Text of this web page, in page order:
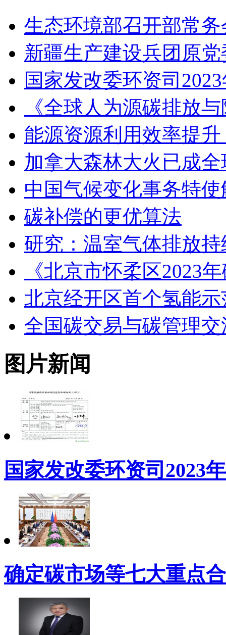
生态环境部召开部常
新疆生产建设兵团原
国家发改委环资司
《全球人为源碳排放
能源资源利用效率提
加拿大森林大火已成
中国气候变化事务特
碳补偿的更优算法
研究：温室气体排放
《北京市怀柔区2023
北京经开区首个氢能
全国碳交易与碳管理
图片新闻
国家发改委环资司2023
确定碳市场等七大重点